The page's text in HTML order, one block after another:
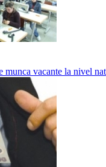
munca vacante la nivel